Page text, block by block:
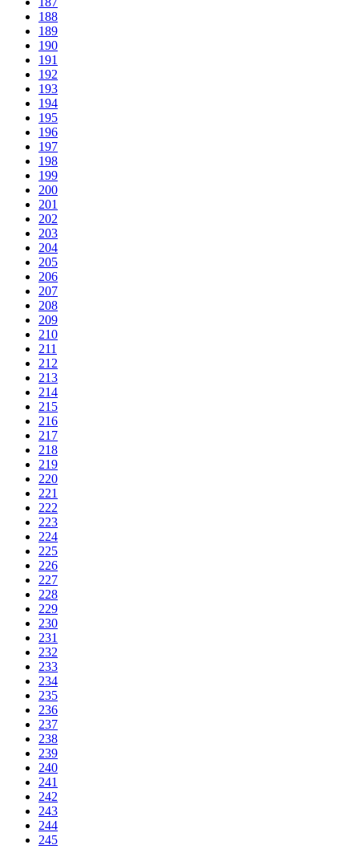
188
189
190
191
192
193
194
195
196
197
198
199
200
201
202
203
204
205
206
207
208
209
210
211
212
213
214
215
216
217
218
219
220
221
222
223
224
225
226
227
228
229
230
231
232
233
234
235
236
237
238
239
240
241
242
243
244
245